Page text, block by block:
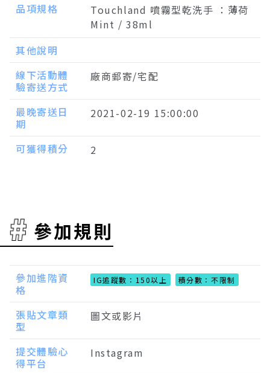
品項規格
Touchland 噴霧型乾洗手 ：薄荷
Mint / 38ml
其他說明
線下活動體
驗寄送方式
廠商郵寄/宅配
最晚寄送日
期
2021-02-19 15:00:00
可獲得積分 2
參加規則
參加進階資
格
IG追蹤數：150以上 積分數：不限制
張貼文章類
型
圖文或影片
提交體驗心
得平台
Instagram